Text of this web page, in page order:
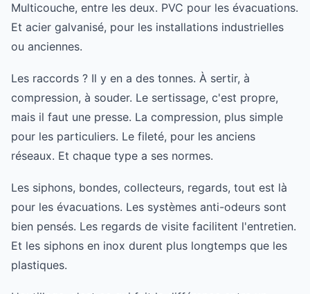
Multicouche, entre les deux. PVC pour les évacuations.
Et acier galvanisé, pour les installations industrielles
ou anciennes.
Les raccords ? Il y en a des tonnes. À sertir, à
compression, à souder. Le sertissage, c'est propre,
mais il faut une presse. La compression, plus simple
pour les particuliers. Le fileté, pour les anciens
réseaux. Et chaque type a ses normes.
Les siphons, bondes, collecteurs, regards, tout est là
pour les évacuations. Les systèmes anti-odeurs sont
bien pensés. Les regards de visite facilitent l'entretien.
Et les siphons en inox durent plus longtemps que les
plastiques.